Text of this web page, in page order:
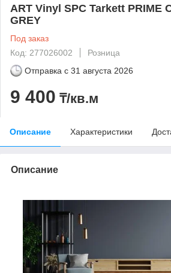
ART Vinyl SPC Tarkett PRIME
GREY
Под заказ
Код: 277026002
Розница
Отправка с 31 августа 2026
9 400 ₸/кв.м
Описание Характеристики
Описание